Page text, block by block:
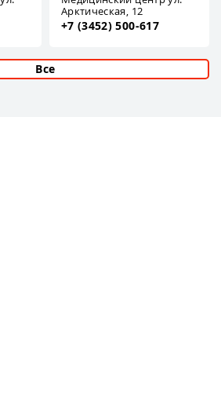
Арктическая, 12
+7 (3452) 500-617
Все